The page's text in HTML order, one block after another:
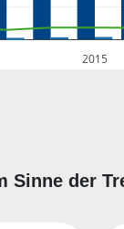
2015
Sinne der